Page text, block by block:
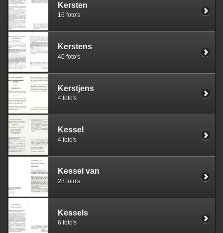
Kersten
16 foto's
Kerstens
40 foto's
Kerstjens
4 foto's
Kessel
4 foto's
Kessel van
28 foto's
Kessels
6 foto's